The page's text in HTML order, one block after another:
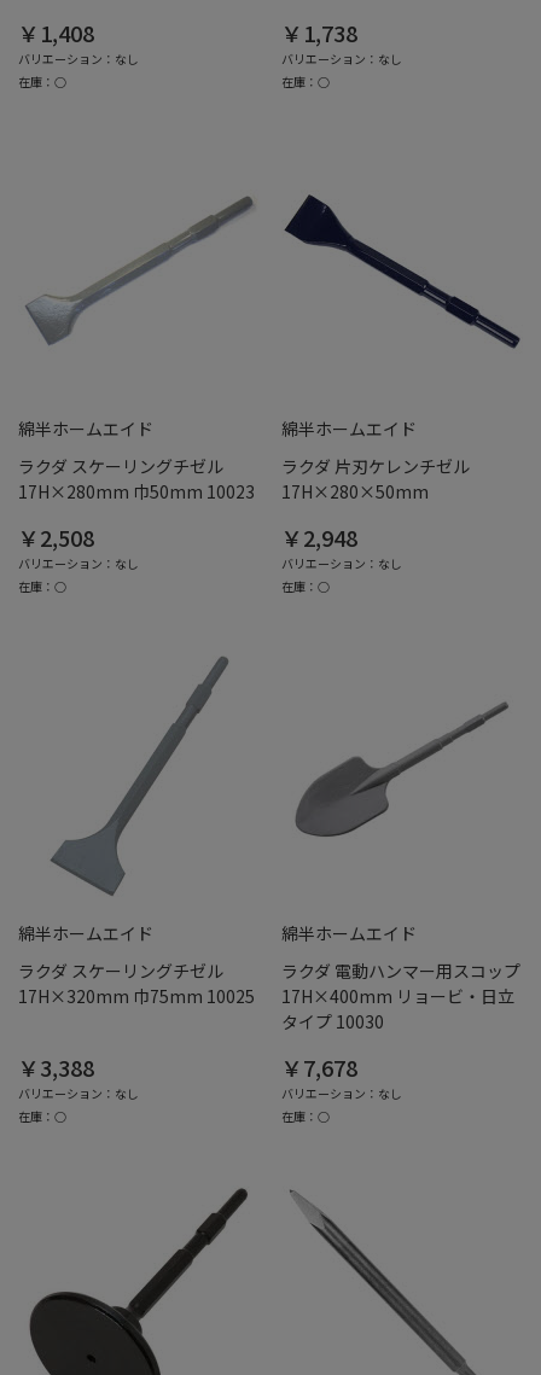
￥1,408
バリエーション：なし
在庫：○
￥1,738
バリエーション：なし
在庫：○
綿半ホームエイド
ラクダ スケーリングチゼル
17H×280mm 巾50mm 10023
￥2,508
バリエーション：なし
在庫：○
綿半ホームエイド
ラクダ 片刃ケレンチゼル
17H×280×50mm
￥2,948
バリエーション：なし
在庫：○
綿半ホームエイド
ラクダ スケーリングチゼル
17H×320mm 巾75mm 10025
￥3,388
バリエーション：なし
在庫：○
綿半ホームエイド
ラクダ 電動ハンマー用スコップ
17H×400mm リョービ・日立
タイプ 10030
￥7,678
バリエーション：なし
在庫：○